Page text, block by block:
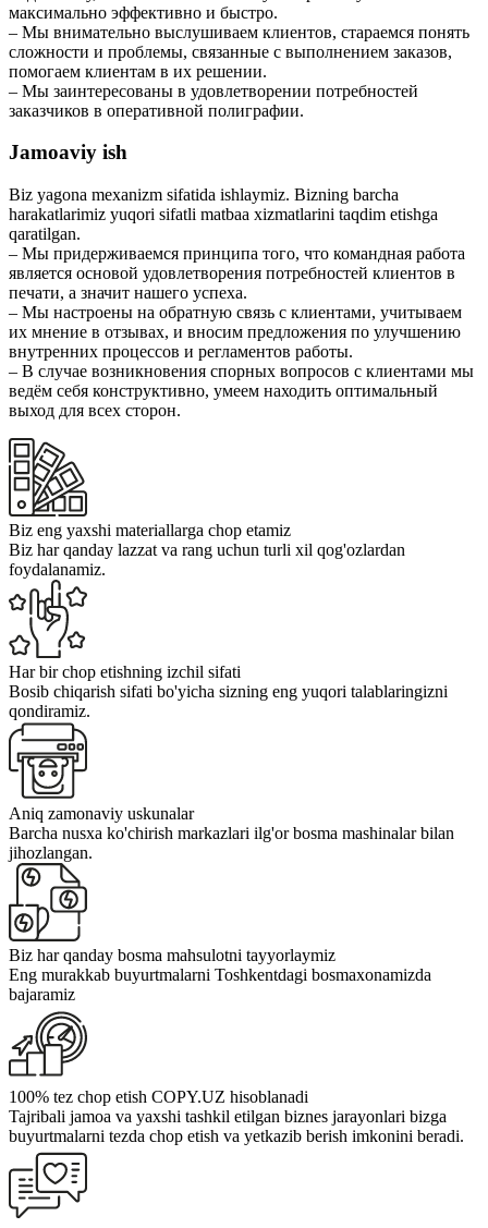
максимально эффективно и быстро.
– Мы внимательно выслушиваем клиентов, стараемся понять
сложности и проблемы, связанные с выполнением заказов,
помогаем клиентам в их решении.
– Мы заинтересованы в удовлетворении потребностей
заказчиков в оперативной полиграфии.
Jamoaviy ish
Biz yagona mexanizm sifatida ishlaymiz. Bizning barcha
harakatlarimiz yuqori sifatli matbaa xizmatlarini taqdim etishga
qaratilgan.
– Мы придерживаемся принципа того, что командная работа
является основой удовлетворения потребностей клиентов в
печати, а значит нашего успеха.
– Мы настроены на обратную связь с клиентами, учитываем
их мнение в отзывах, и вносим предложения по улучшению
внутренних процессов и регламентов работы.
– В случае возникновения спорных вопросов с клиентами мы
ведём себя конструктивно, умеем находить оптимальный
выход для всех сторон.
Biz eng yaxshi materiallarga chop etamiz
Biz har qanday lazzat va rang uchun turli xil qog'ozlardan
foydalanamiz.
Har bir chop etishning izchil sifati
Bosib chiqarish sifati bo'yicha sizning eng yuqori talablaringizni
qondiramiz.
Aniq zamonaviy uskunalar
Barcha nusxa ko'chirish markazlari ilg'or bosma mashinalar bilan
jihozlangan.
Biz har qanday bosma mahsulotni tayyorlaymiz
Eng murakkab buyurtmalarni Toshkentdagi bosmaxonamizda
bajaramiz
100% tez chop etish COPY.UZ hisoblanadi
Tajribali jamoa va yaxshi tashkil etilgan biznes jarayonlari bizga
buyurtmalarni tezda chop etish va yetkazib berish imkonini beradi.